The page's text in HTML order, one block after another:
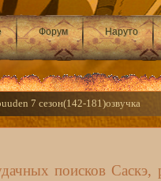
Форум Наруто
7 сезон(142-181)озвучка
поисков Саскэ,